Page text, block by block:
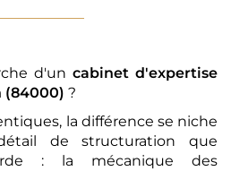
d'un cabinet d'expertise
(84000) ?
la différence se niche
de structuration que
: la mécanique des